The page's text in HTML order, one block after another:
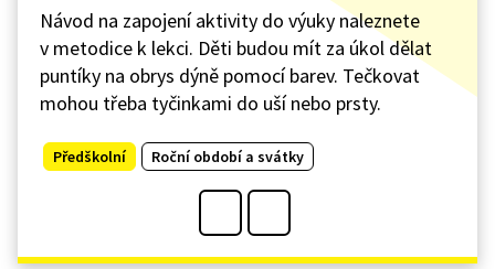
Návod na zapojení aktivity do výuky naleznete
v metodice k lekci. Děti budou mít za úkol dělat
puntíky na obrys dýně pomocí barev. Tečkovat
mohou třeba tyčinkami do uší nebo prsty.
Předškolní Roční období a svátky